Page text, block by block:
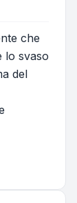
che
lo svaso
del